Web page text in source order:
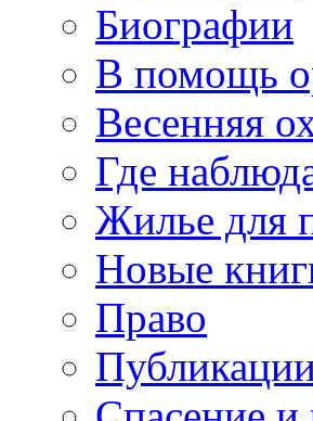
Биографии
В помощь
Весенняя
Где
Жилье для
Новые
Право